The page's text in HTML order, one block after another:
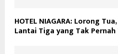
HOTEL NIAGARA: Lorong
Lantai Tiga yang Tak Pernah